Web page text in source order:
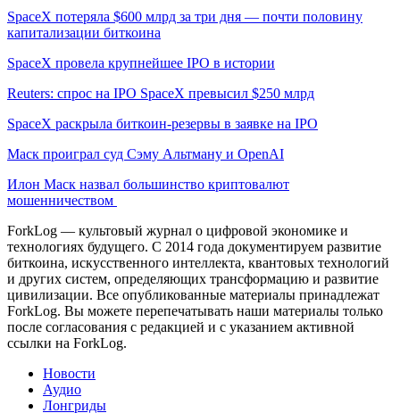
SpaceX потеряла $600 млрд за три дня — почти половину
капитализации биткоина
SpaceX провела крупнейшее IPO в истории
Reuters: спрос на IPO SpaceX превысил $250 млрд
SpaceX раскрыла биткоин-резервы в заявке на IPO
Маск проиграл суд Сэму Альтману и OpenAI
Илон Маск назвал большинство криптовалют
мошенничеством
ForkLog — культовый журнал о цифровой экономике и
технологиях будущего. С 2014 года документируем развитие
биткоина, искусственного интеллекта, квантовых технологий
и других систем, определяющих трансформацию и развитие
цивилизации. Все опубликованные материалы принадлежат
ForkLog. Вы можете перепечатывать наши материалы только
после согласования с редакцией и с указанием активной
ссылки на ForkLog.
Новости
Аудио
Лонгриды